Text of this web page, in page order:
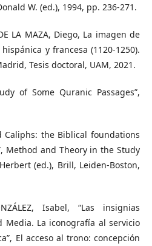
W. (ed.), 1994, pp. 236-271.
LA MAZA, Diego, La imagen de
y francesa (1120-1250).
Tesis doctoral, UAM, 2021.
of Some Quranic Passages”,
Caliphs: the Biblical foundations
Method and Theory in the Study
(ed.), Brill, Leiden-Boston,
Isabel, “Las insignias
Media. La iconografía al servicio
El acceso al trono: concepción